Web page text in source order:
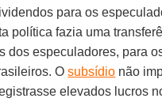
para os
política fazia uma
dos especuladores, para
Osubsídio não
elevados lucros